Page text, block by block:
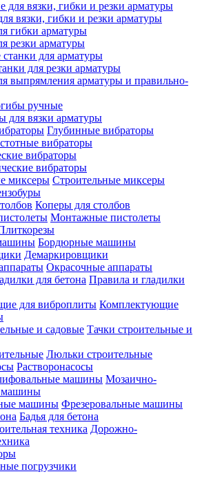
вязки, гибки и резки арматуры
гибки арматуры
резки арматуры
для арматуры
для резки арматуры
выпрямления арматуры и правильно-
ручные
для вязки арматуры
Глубинные вибраторы
вибраторы
вибраторы
вибраторы
Строительные миксеры
Коперы для столбов
Монтажные пистолеты
Бордюрные машины
Демаркировщики
Окрасочные аппараты
Правила и гладилки
Комплектующие
Тачки строительные и
Люльки строительные
Растворонасосы
Мозаично-
машины
Фрезеровальные машины
Бадья для бетона
Дорожно-
погрузчики